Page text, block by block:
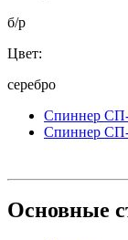
б/р
Цвет:
серебро
Спиннер
Спиннер
Основные